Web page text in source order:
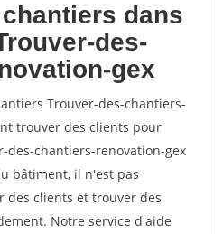
dans
des-
gex
Trouver-des-chantiers-
trouver des clients pour
des-chantiers-renovation-gex
bâtiment, il n'est pas
des clients et trouver des
Notre service d'aide